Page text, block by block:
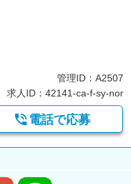
管理ID：A2507
求人ID：42141-ca-f-sy-nor
 電話で応募